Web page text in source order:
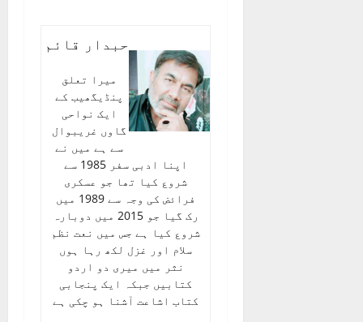
حبدار قائم
میرا تعلق
پنڈیگھیب کے
ایک نواحی
گاوں غریبوال
سے ہے میں نے
اپنا ادبی سفر 1985 سے
شروع کیا تھا جو عسکری
فرائض کی وجہ سے 1989 میں
رک گیا جو 2015 میں دوبارہ
شروع کیا ہے جس میں نعت نظم
سلام اور غزل لکھ رہا ہوں
نثر میں میری دو اردو
کتابیں جبکہ ایک پنجابی
کتاب اشاعت آشنا ہو چکی ہے